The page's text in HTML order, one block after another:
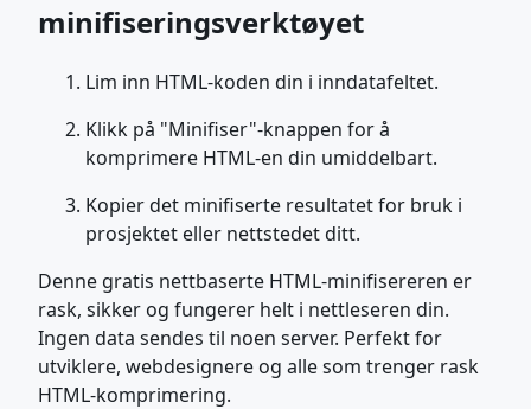
minifiseringsverktøyet
Lim inn HTML-koden din i inndatafeltet.
Klikk på "Minifiser"-knappen for å
komprimere HTML-en din umiddelbart.
Kopier det minifiserte resultatet for bruk i
prosjektet eller nettstedet ditt.
Denne gratis nettbaserte HTML-minifisereren er
rask, sikker og fungerer helt i nettleseren din.
Ingen data sendes til noen server. Perfekt for
utviklere, webdesignere og alle som trenger rask
HTML-komprimering.